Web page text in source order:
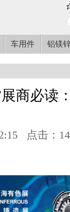
车用件 铝镁
商必读
点击：